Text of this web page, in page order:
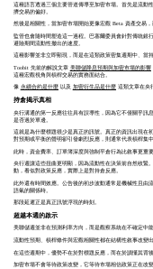
這種語言透過三個主要管道傳導至加密市場。首先是流動
擠交易的偏好。
然後是相關性，當加密市場開始更像宏觀 Beta 資產交易，
監管也會隨時間塑造這一過程。巴塞爾委員會針對傳統銀
避險期間流動性撤出的速度。
這種影響並非立即顯現，而是在這類政策密集週期中、當
Toobit 先前的解說文章 美聯儲降息預期與加密市場的影響
這種宏觀視角與槓桿交易的實務面結合。
像 永續合約是什麼以及 加密衍生品是什麼這類文章在央
持倉揭示真相
央行溝通的第一反應往往具有誤導性，因為它不僅關乎訊
是否過於單邊。
這就是為什麼標題很少是真正的訊號。真正的資訊出現在
對預期或平衡的聲明卻引發劇烈反應，則通常代表槓桿集
此時，資金費率、訂單簿深度與強制平倉行為比敘事更重
央行週讓這些扭曲更明顯，因為流動性在決策前自然收緊
動，看似對政策反應，實際上是對持倉反應。
此外還有時間效應。公告後的初步波動通常是機械性且由
語氣的關係時。
那段延遲正是真正訊號浮現的時刻。
超越本週的啟示
美聯儲週並非在預測利率方向，而是觀察系統在不確定中
流動性預期、槓桿條件與宏觀相關性都在結構性敘事改變
在這些週期中，優勢不在於對標題反應，而在於讀懂其背
加密市場不會等待政策改變，它等待市場相信政策正在改